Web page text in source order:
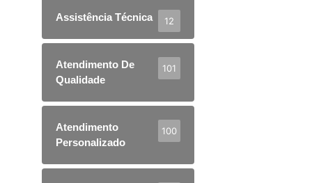
Assistência Técnica 12
Atendimento De
Qualidade
101
Atendimento
Personalizado
100